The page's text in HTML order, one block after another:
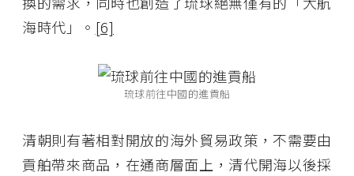
海時代」。 [6]
琉球前往中國的進貢船
清朝則有著相對開放的海外貿易政策，不需要由
貢舶帶來商品，在通商層面上，清代開海以後採